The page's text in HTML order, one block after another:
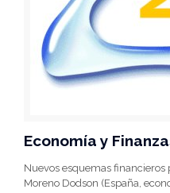
Economía y
Nuevos esquemas financieros
Moreno Dodson (España,